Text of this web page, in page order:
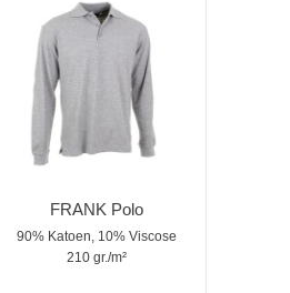
FRANK Polo
90% Katoen, 10% Viscose
210 gr./m²